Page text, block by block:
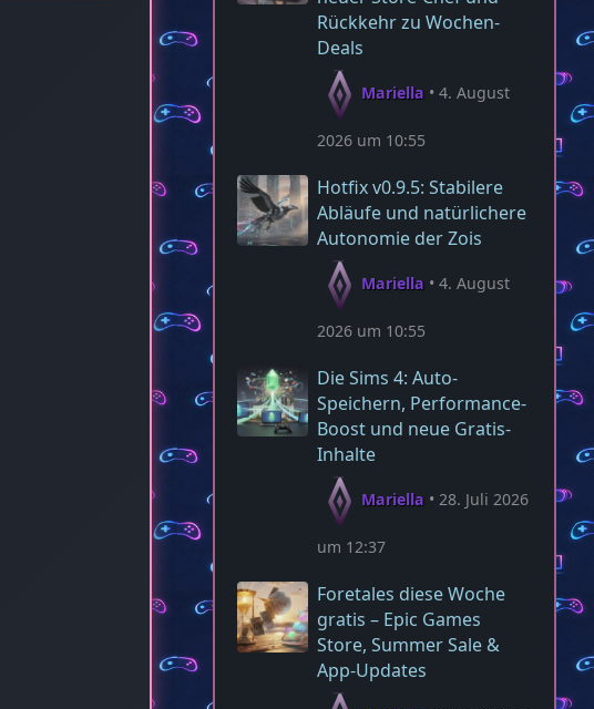
Rückkehr zu Wochen-
Deals
Mariella 4. August
2026 um 10:55
Hotfix v0.9.5: Stabilere
Abläufe und natürlichere
Autonomie der Zois
Mariella 4. August
2026 um 10:55
Die Sims 4: Auto-
Speichern, Performance-
Boost und neue Gratis-
Inhalte
Mariella 28. Juli 2026
um 12:37
Foretales diese Woche
gratis – Epic Games
Store, Summer Sale &
App‑Updates